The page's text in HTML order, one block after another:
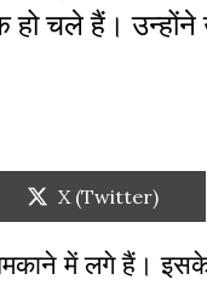
चले हैं। उन्होंने
Share
on
X (Twitter)
में लगे हैं।